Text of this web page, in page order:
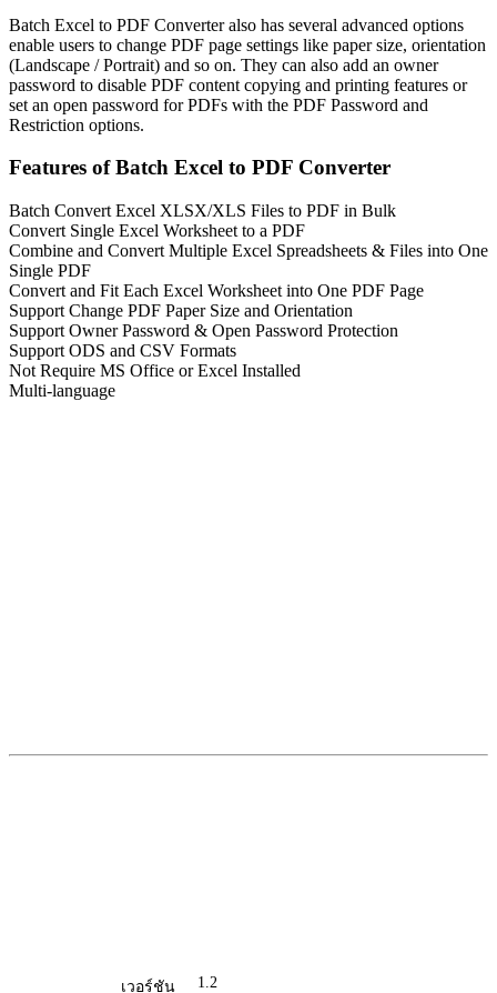
Batch Excel to PDF Converter also has several advanced options
enable users to change PDF page settings like paper size, orientation
(Landscape / Portrait) and so on. They can also add an owner
password to disable PDF content copying and printing features or
set an open password for PDFs with the PDF Password and
Restriction options.
Features of Batch Excel to PDF Converter
Batch Convert Excel XLSX/XLS Files to PDF in Bulk
Convert Single Excel Worksheet to a PDF
Combine and Convert Multiple Excel Spreadsheets & Files into One
Single PDF
Convert and Fit Each Excel Worksheet into One PDF Page
Support Change PDF Paper Size and Orientation
Support Owner Password & Open Password Protection
Support ODS and CSV Formats
Not Require MS Office or Excel Installed
Multi-language
เวอร์ชัน 1.2